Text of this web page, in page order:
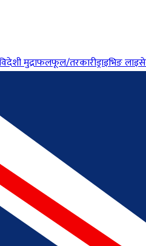
मुद्राफलफूल/तरकारीड्राइभिङ